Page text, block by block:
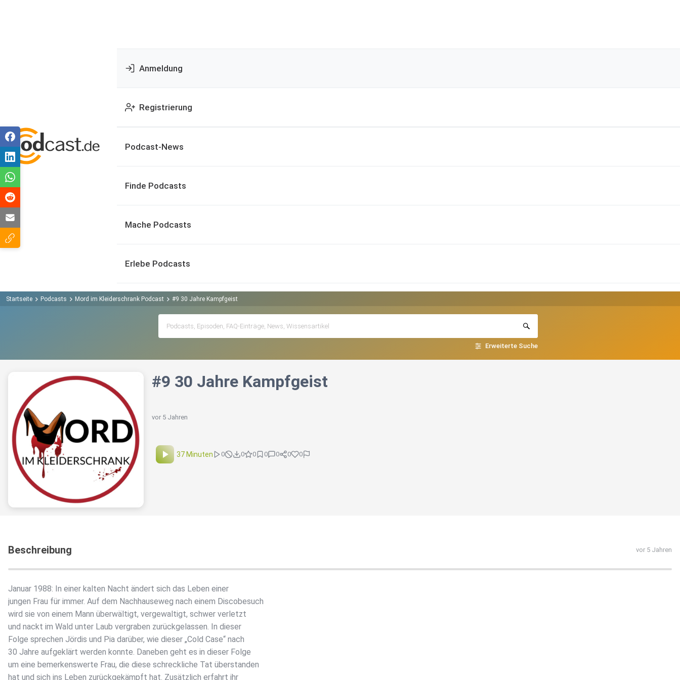
Anmeldung
Registrierung
Podcast-News
Finde Podcasts
Mache Podcasts
Erlebe Podcasts
Startseite Podcasts Mord im Kleiderschrank Podcast #9 30 Jahre Kampfgeist
Erweiterte Suche
#9 30 Jahre Kampfgeist
vor 5 Jahren
37 Minuten 0 0 0 0 0 0 0
Beschreibung vor 5 Jahren
Januar 1988: In einer kalten Nacht ändert sich das Leben einer
jungen Frau für immer. Auf dem Nachhauseweg nach einem Discobesuch
wird sie von einem Mann überwältigt, vergewaltigt, schwer verletzt
und nackt im Wald unter Laub vergraben zurückgelassen. In dieser
Folge sprechen Jördis und Pia darüber, wie dieser „Cold Case“ nach
30 Jahre aufgeklärt werden konnte. Daneben geht es in dieser Folge
um eine bemerkenswerte Frau, die diese schreckliche Tat überstanden
hat und sich ins Leben zurückgekämpft hat. Zusätzlich erfahrt ihr